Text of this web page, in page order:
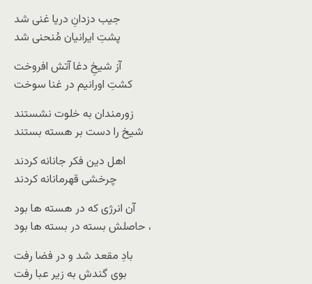
جیب دزدانِ دریا غنی شد
پشتِ ایرانیان مُنحنی شد
آز شیخِ دغا آتش افروخت
کشتِ اورانیم در غنا سوخت
زورمندان به خلوت نشستند
شیخ را دست بر هسته بستند
اهل دین فکر جانانه کردند
چرخشی قهرمانانه کردند
آن انرژی که در هسته ها بود
حاصلش بسته در بسته ها بود ،
بادِ مقعد شد و در فضا رفت
بوی گندش به زیر عبا رفت